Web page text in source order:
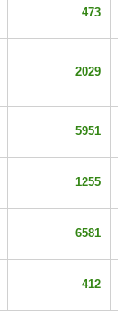
473
2029
5951
1255
6581
412